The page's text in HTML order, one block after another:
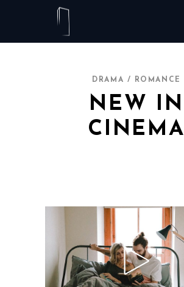
DRAMA / ROMANCE
NEW IN
CINEMA